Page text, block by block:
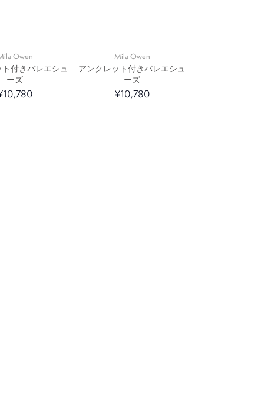
Owen
付きバレエシュ
ーズ
Mila Owen
アンクレット付きバレエシュ
ーズ
¥10,780